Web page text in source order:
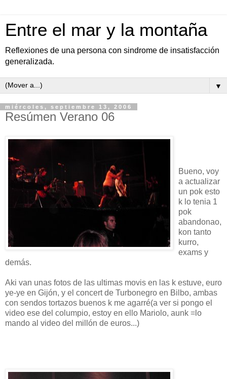
Entre el mar y la montaña
Reflexiones de una persona con sindrome de insatisfacción
generalizada.
▼
miércoles, septiembre 13, 2006
Resúmen Verano 06
Bueno, voy
a actualizar
un pok esto
k lo tenia 1
pok
abandonao,
kon tanto
kurro,
exams y
demás.
Aki van unas fotos de las ultimas movis en las k estuve, euro
ye-ye en Gijón, y el concert de Turbonegro en Bilbo, ambas
con sendos tortazos buenos k me agarré(a ver si pongo el
video ese del columpio, estoy en ello Mariolo, aunk =lo
mando al video del millón de euros...)